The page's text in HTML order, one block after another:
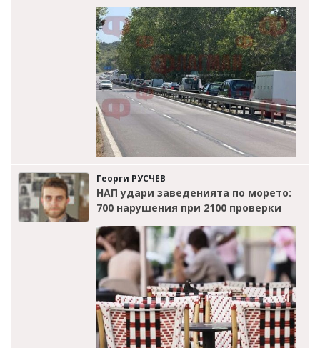
Георги РУСЧЕВ
НАП удари заведенията по морето:
700 нарушения при 2100 проверки